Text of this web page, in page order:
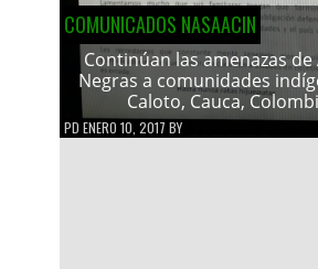
COMUNICADOS NASAACIN
Continúan las amenazas de
Negras a comunidades
Caloto, Cauca,
PD ENERO 10, 2017 BY